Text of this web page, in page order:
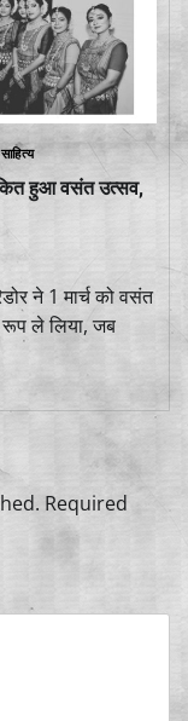
साहित्य
हुआ वसंत उत्सव,
ने 1 मार्च को वसंत
रूप ले लिया, जब
Required